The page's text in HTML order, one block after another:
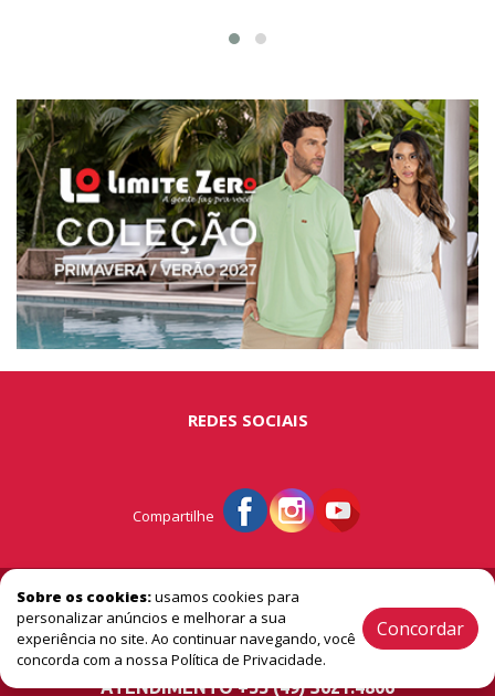
Sobre os cookies:usamos cookies para
personalizar anúncios e melhorar a sua
experiência no site. Ao continuar navegando, você
concorda com a nossa Política de Privacidade.
Concordar
REDES SOCIAIS
Compartilhe
© Portal São Miguel - A vitrine do extremo oeste
2005 / 2026 ® Todos os Direitos Reservado
ATENDIMENTO +55 (49) 3621.4806